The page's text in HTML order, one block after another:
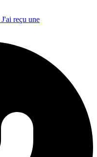
J'ai reçu une